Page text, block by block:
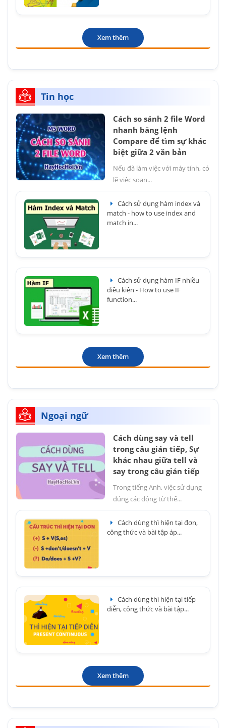
Xem thêm
Tin học
Cách so sánh 2 file Word
nhanh bằng lệnh
Compare để tìm sự khác
biệt giữa 2 văn bản
Nếu đã làm việc với máy tính, có
lẽ việc soạn...
Cách sử dụng hàm index và
match - how to use index and
match in...
Cách sử dụng hàm IF nhiều
điều kiện - How to use IF
function...
Xem thêm
Ngoại ngữ
Cách dùng say và tell
trong câu gián tiếp, Sự
khác nhau giữa tell và
say trong câu gián tiếp
Trong tiếng Anh, việc sử dụng
đúng các động từ thể...
Cách dùng thì hiện tại đơn,
công thức và bài tập áp...
Cách dùng thì hiện tại tiếp
diễn, công thức và bài tập...
Xem thêm